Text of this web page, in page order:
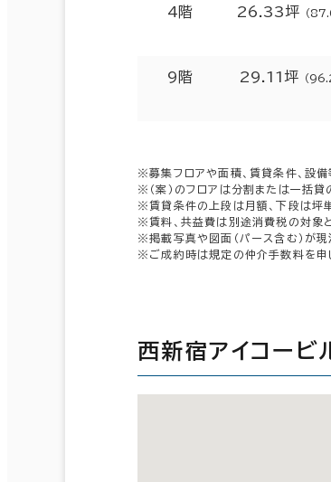
4階 26.33坪 （
9階 29.11坪 （
※募集フロアや面積、賃貸条件、設
※（案）のフロアは分割または一括貸
※賃貸条件の上段は月額、下段は坪
※賃料、共益費は別途消費税の対象と
※掲載写真や図面（パース含む）が
※ご成約時は規定の仲介手数料を申
西新宿アイコービ